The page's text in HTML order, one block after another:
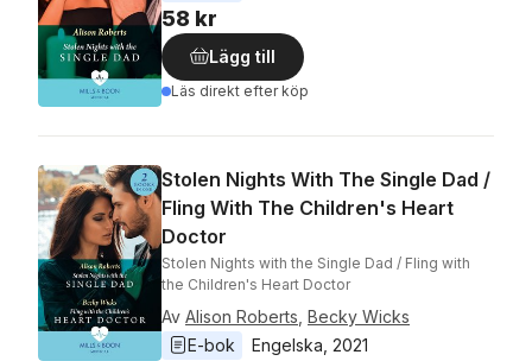
58 kr
Lägg till
Läs direkt efter köp
Stolen Nights With The Single Dad /
Fling With The Children's Heart
Doctor
Stolen Nights with the Single Dad / Fling with
the Children's Heart Doctor
Av Alison Roberts Becky Wicks
E-bok
Engelska 2021